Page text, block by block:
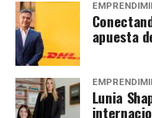
apuesta
Lunia